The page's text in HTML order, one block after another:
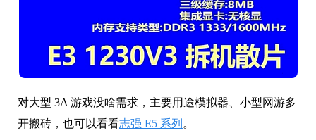
对大型 3A 游戏没啥需求，主要用途模拟器、小型网游多
开搬砖，也可以看看志强 E5 系列 。